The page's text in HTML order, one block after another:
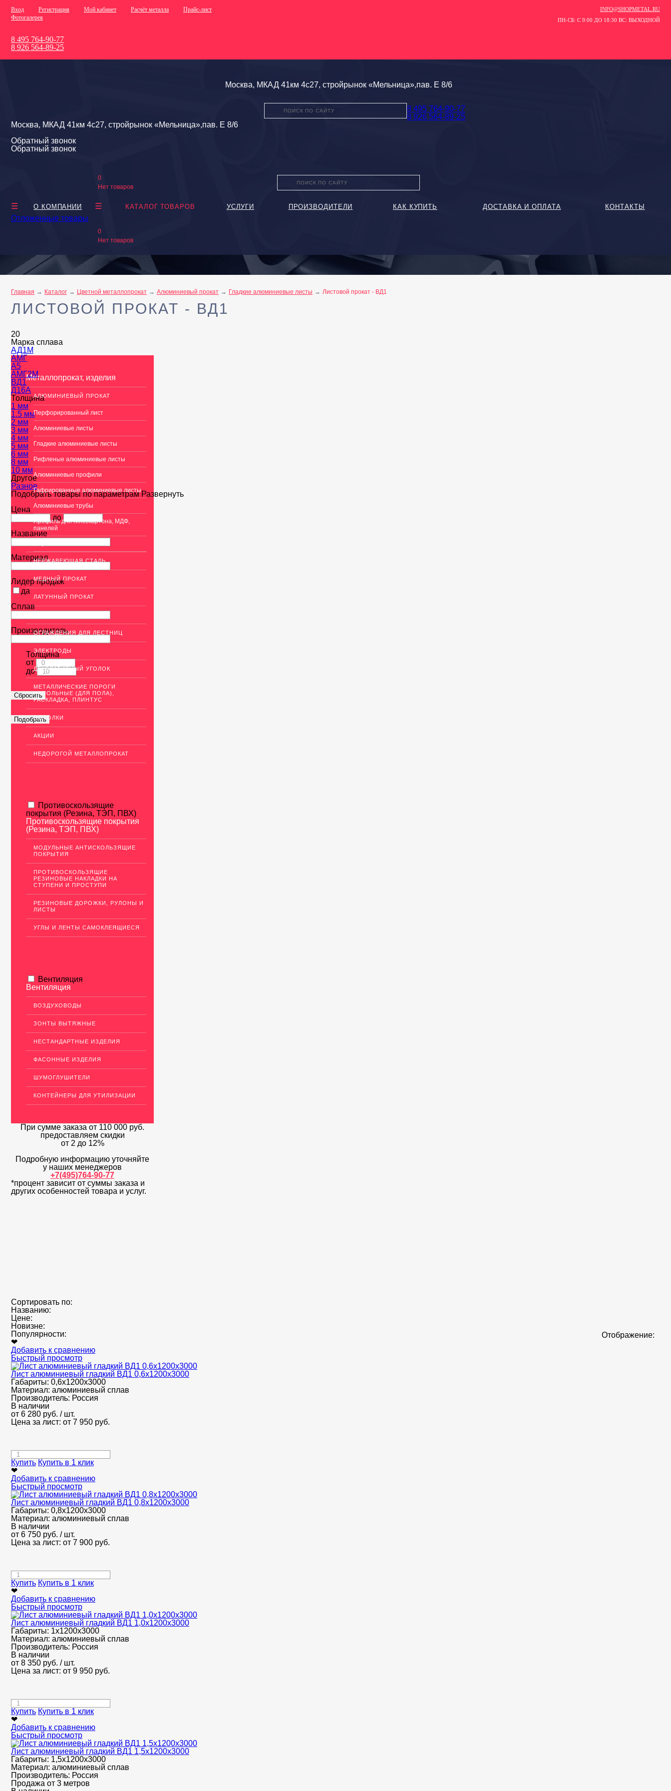
Вход Регистрация Мой кабинет Расчёт металла
Прайс-лист
Фотогалерея
INFO@SHOPMETAL.RU
ПН-СБ: С 9:00 ДО 18:30 ВС: ВЫХОДНОЙ
8 495 764-90-77
8 926 564-89-25
Москва, МКАД 41км 4с27, стройрынок «Мельница»,пав. Е 8/6
8 495 764-90-77
8 926 564-89-25
Москва, МКАД 41км 4с27, стройрынок «Мельница»,пав. Е 8/6
Обратный звонок
Обратный звонок
0
Нет товаров
О КОМПАНИИ КАТАЛОГ ТОВАРОВ УСЛУГИ ПРОИЗВОДИТЕЛИ КАК КУПИТЬ ДОСТАВКА И ОПЛАТА КОНТАКТЫ
Отложенные товары
0
Нет товаров
Главная Каталог Цветной металлопрокат Алюминиевый прокат Гладкие алюминиевые листы Листовой прокат - ВД1
ЛИСТОВОЙ ПРОКАТ - ВД1
20
Металлопрокат, изделия
АЛЮМИНИЕВЫЙ ПРОКАТ
Перфорированный лист
Алюминиевые листы
Гладкие алюминиевые листы
Рифленые алюминиевые листы
Алюминиевые профили
Гафрированные алюминиевые листы
Алюминиевые трубы
Профиль для гипсокартона, МДФ,
панелей
НЕРЖАВЕЮЩАЯ СТАЛЬ
МЕДНЫЙ ПРОКАТ
ЛАТУННЫЙ ПРОКАТ
ОГРАЖДЕНИЯ ДЛЯ ЛЕСТНИЦ
ЭЛЕКТРОДЫ
ДЕКОРАТИВНЫЙ УГОЛОК
МЕТАЛЛИЧЕСКИЕ ПОРОГИ
НАПОЛЬНЫЕ (ДЛЯ ПОЛА),
РАСКЛАДКА, ПЛИНТУС
ПОТОЛКИ
АКЦИИ
НЕДОРОГОЙ МЕТАЛЛОПРОКАТ
Противоскользящие
покрытия (Резина, ТЭП, ПВХ)
Противоскользящие покрытия
(Резина, ТЭП, ПВХ)
МОДУЛЬНЫЕ АНТИСКОЛЬЗЯЩИЕ
ПОКРЫТИЯ
ПРОТИВОСКОЛЬЗЯЩИЕ
РЕЗИНОВЫЕ НАКЛАДКИ НА
СТУПЕНИ И ПРОСТУПИ
РЕЗИНОВЫЕ ДОРОЖКИ, РУЛОНЫ И
ЛИСТЫ
УГЛЫ И ЛЕНТЫ САМОКЛЕЯЩИЕСЯ
Вентиляция
Вентиляция
ВОЗДУХОВОДЫ
ЗОНТЫ ВЫТЯЖНЫЕ
НЕСТАНДАРТНЫЕ ИЗДЕЛИЯ
ФАСОННЫЕ ИЗДЕЛИЯ
ШУМОГЛУШИТЕЛИ
КОНТЕЙНЕРЫ ДЛЯ УТИЛИЗАЦИИ
При сумме заказа от 110 000 руб.
предоставляем скидки
от 2 до 12%
Подробную информацию уточняйте
у наших менеджеров
+7(495)764-90-77
*процент зависит от суммы заказа и
других особенностей товара и услуг.
Марка сплава
АД1М
АМГ
А5
АМГ2М
ВД1
Д16А
Толщина
1 мм
1.5 мм
2 мм
3 мм
4 мм
5 мм
6 мм
8 мм
10 мм
Другое
Разное
Подобрать товары по параметрам Развернуть
Цена
до
Название
Материал
Лидер продаж
да
Сплав
Производитель
Толщина
от
до
Сортировать по:
Названию:
Цене:
Новизне:
Популярности:
Отображение:
❤
Добавить к сравнению
Быстрый просмотр
Лист алюминиевый гладкий ВД1 0,6х1200х3000
Габариты: 0,6х1200х3000
Материал: алюминиевый сплав
Производитель: Россия
В наличии
от 6 280 руб. / шт.
Цена за лист: от 7 950 руб.
Купить Купить в 1 клик
❤
Добавить к сравнению
Быстрый просмотр
Лист алюминиевый гладкий ВД1 0,8х1200х3000
Габариты: 0,8х1200х3000
Материал: алюминиевый сплав
В наличии
от 6 750 руб. / шт.
Цена за лист: от 7 900 руб.
Купить Купить в 1 клик
❤
Добавить к сравнению
Быстрый просмотр
Лист алюминиевый гладкий ВД1 1,0х1200х3000
Габариты: 1х1200х3000
Материал: алюминиевый сплав
Производитель: Россия
В наличии
от 8 350 руб. / шт.
Цена за лист: от 9 950 руб.
Купить Купить в 1 клик
❤
Добавить к сравнению
Быстрый просмотр
Лист алюминиевый гладкий ВД1 1,5х1200х3000
Габариты: 1,5х1200х3000
Материал: алюминиевый сплав
Производитель: Россия
Продажа от 3 метров